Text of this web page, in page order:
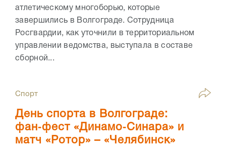
атлетическому многоборью, которые
завершились в Волгограде. Сотрудница
Росгвардии, как уточнили в территориальном
управлении ведомства, выступала в составе
сборной...
Спорт
День спорта в Волгограде:
фан‑фест «Динамо‑Синара» и
матч «Ротор» – «Челябинск»